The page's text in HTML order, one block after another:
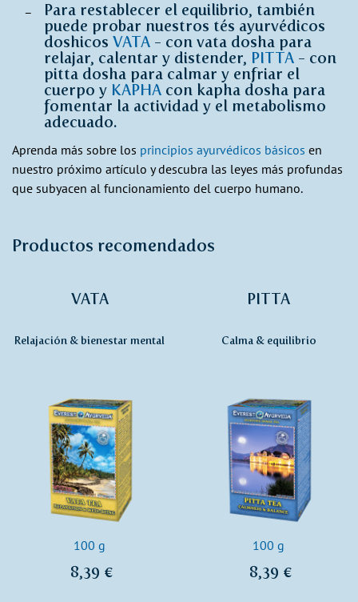
Para restablecer el equilibrio, también
puede probar nuestros tés ayurvédicos
doshicos VATA - con vata dosha para
relajar, calentar y distender, PITTA - con
pitta dosha para calmar y enfriar el
cuerpo y KAPHA con kapha dosha para
fomentar la actividad y el metabolismo
adecuado.
Aprenda más sobre los principios ayurvédicos básicos en
nuestro próximo artículo y descubra las leyes más profundas
que subyacen al funcionamiento del cuerpo humano.
Productos recomendados
VATA
Relajación & bienestar mental
100 g
8,39 €
PITTA
Calma & equilibrio
100 g
8,39 €